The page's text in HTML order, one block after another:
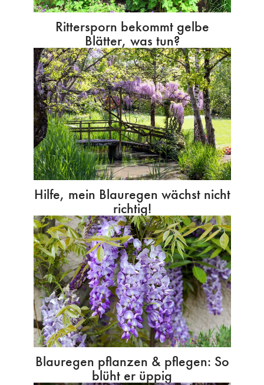
Rittersporn bekommt gelbe
Blätter, was tun?
Hilfe, mein Blauregen wächst nicht
richtig!
Blauregen pflanzen & pflegen: So
blüht er üppig